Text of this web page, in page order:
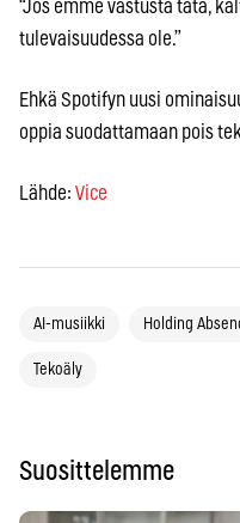
“Jos emme vastusta tätä,
tulevaisuudessa ole.”
Ehkä Spotifyn uusi
oppia suodattamaan pois
Lähde: Vice
AI-musiikki Holding
Tekoäly
Suosittelemme